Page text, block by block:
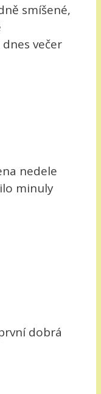
smíšené,
večer
nedele
minuly
dobrá